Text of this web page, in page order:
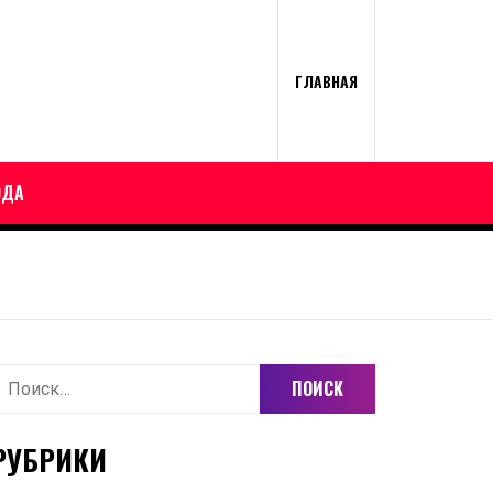
ГЛАВНАЯ